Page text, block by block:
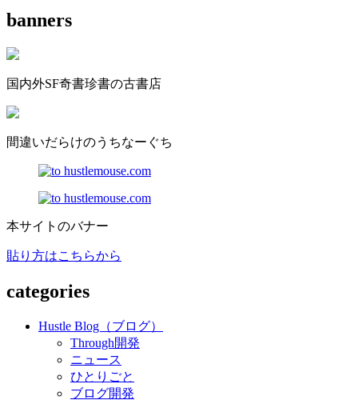
banners
国内外SF奇書珍書の古書店
間違いだらけのうちなーぐち
本サイトのバナー
貼り方はこちらから
categories
Hustle Blog（ブログ）
Through開発
ニュース
ひとりごと
ブログ開発